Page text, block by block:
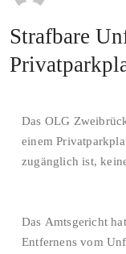
Strafbare
Das OLG
einem
zugänglich ist,
Das Amtsgericht
Entfernens vom